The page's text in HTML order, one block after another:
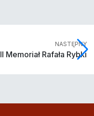
NASTĘPNY
II Memoriał Rafała Rybki